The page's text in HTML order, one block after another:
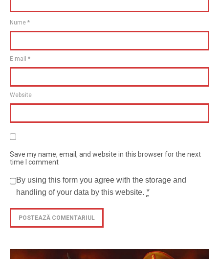
Nume *
E-mail *
Website
Save my name, email, and website in this browser for the next
time I comment
By using this form you agree with the storage and
handling of your data by this website. *